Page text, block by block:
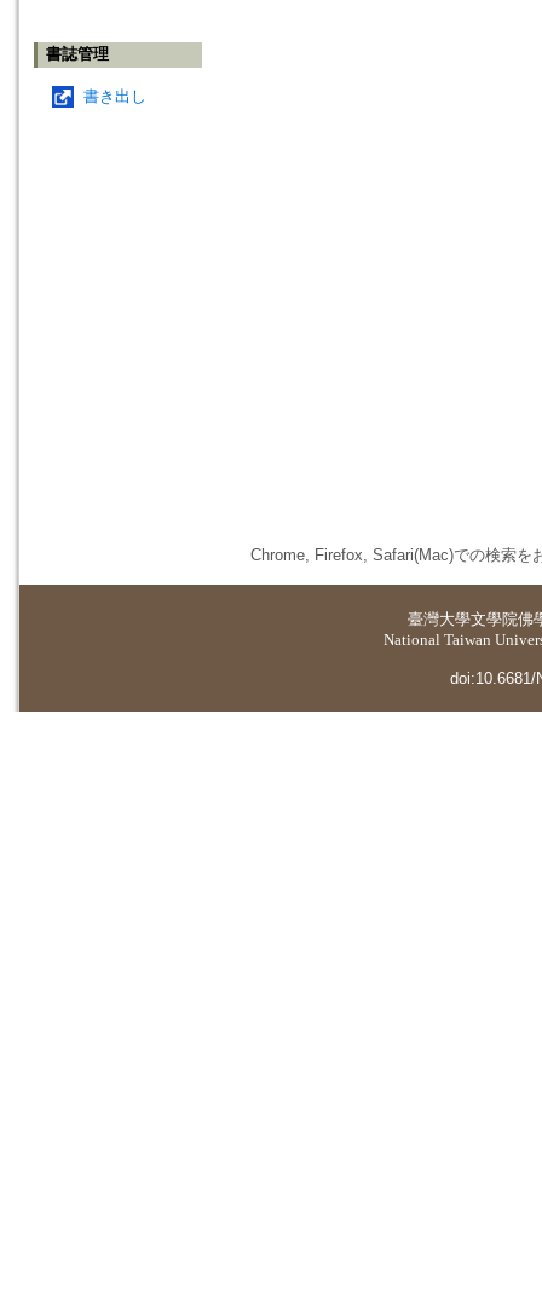
書誌管理
書き出し
Chrome, Firefox, Safari(Mac)での検索を
臺灣大學文學院佛
National Taiwan
doi:10.6681/